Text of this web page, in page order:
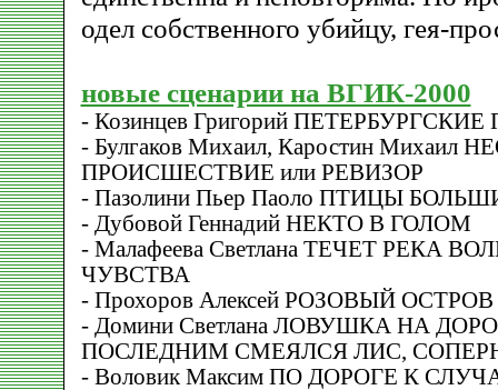
одел собственного убийцу, гея-
новые сценарии на ВГИК-2000
- Козинцев Григорий
- Булгаков Михаил, Каростин Михаил
ПРОИСШЕСТВИЕ или РЕВИЗОР
- Пазолини Пьер Паоло ПТИЦЫ
- Дубовой Геннадий НЕКТО В ГОЛОМ
- Малафеева Светлана ТЕЧЕТ РЕКА
ЧУВСТВА
- Прохоров Алексей РОЗОВЫЙ ОСТРОВ
- Домини Cветлана ЛОВУШКА НА
ПОСЛЕДНИМ СМЕЯЛСЯ ЛИС,
- Воловик Максим ПО ДОРОГЕ К